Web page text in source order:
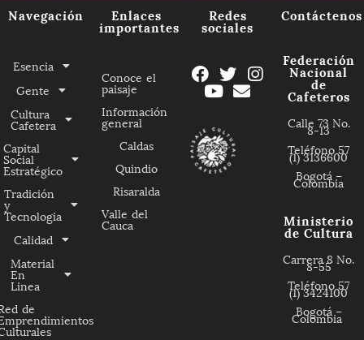
Navegación
Esencia
Gente
Cultura
Cafetera
Capital
Social
Estratégico
Tradición
y
Tecnologia
Calidad
Material
En
Linea
de
Enlaces
importantes
Conoce el
paisaje
Información
general
Caldas
Quindio
Risaralda
Valle del
Cauca
Redes
sociales
Contáctenos
Federación
Nacional
de
Cafeteros
Calle 73 No.
8-13
Teléfono 57
(1) 3136600
Bogotá –
Colombia
Ministerio
de Cultura
Carrera 8 No.
8-55
Teléfono 57
(1) 3424100
Bogotá –
Colombia